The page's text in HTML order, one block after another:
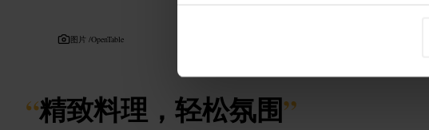
图片 /OpenTable
“精致料理，轻松氛围”